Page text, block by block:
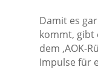
Damit es
kommt, gibt
dem ‚AOK-
Impulse für